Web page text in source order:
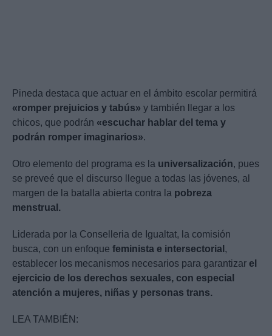
Pineda destaca que actuar en el ámbito escolar permitirá
«romper prejuicios y tabús» y también llegar a los
chicos, que podrán «escuchar hablar del tema y
podrán romper imaginarios».
Otro elemento del programa es la universalización, pues
se preveé que el discurso llegue a todas las jóvenes, al
margen de la batalla abierta contra la pobreza
menstrual.
Liderada por la Conselleria de Igualtat, la comisión
busca, con un enfoque feminista e intersectorial ,
establecer los mecanismos necesarios para garantizar el
ejercicio de los derechos sexuales, con especial
atención a mujeres, niñas y personas trans.
LEA TAMBIÉN: